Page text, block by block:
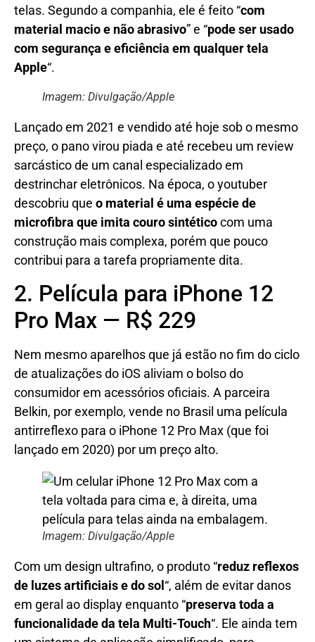
telas. Segundo a companhia, ele é feito “com
material macio e não abrasivo” e “pode ser usado
com segurança e eficiência em qualquer tela
Apple“.
Imagem: Divulgação/Apple
Lançado em 2021 e vendido até hoje sob o mesmo
preço, o pano virou piada e até recebeu um review
sarcástico de um canal especializado em
destrinchar eletrônicos. Na época, o youtuber
descobriu que o material é uma espécie de
microfibra que imita couro sintéticocom uma
construção mais complexa, porém que pouco
contribui para a tarefa propriamente dita.
2. Película para iPhone 12
Pro Max — R$ 229
Nem mesmo aparelhos que já estão no fim do ciclo
de atualizações do iOS aliviam o bolso do
consumidor em acessórios oficiais. A parceira
Belkin, por exemplo, vende no Brasil uma película
antirreflexo para o iPhone 12 Pro Max (que foi
lançado em 2020) por um preço alto.
Imagem: Divulgação/Apple
Com um design ultrafino, o produto “reduz reflexos
de luzes artificiais e do sol“, além de evitar danos
em geral ao display enquanto “preserva toda a
funcionalidade da tela Multi-Touch“. Ele ainda tem